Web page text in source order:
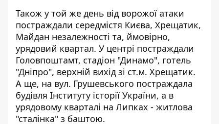
Також у той же день від ворожої атаки
постраждали середмістя Києва, Хрещатик,
Майдан незалежності та, ймовірно,
урядовий квартал. У центрі постраждали
Головпоштамт, стадіон "Динамо", готель
"Дніпро", верхній вихід зі ст.м. Хрещатик.
А ще, на вул. Грушевського постраждала
будівля Інституту історії України, а в
урядовому кварталі на Липках - житлова
"сталінка" з баштою.